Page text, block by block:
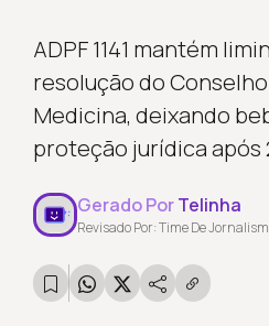
ADPF 1141 mantém
resolução do
Medicina, deixando
proteção jurídica após
Gerado PorTelinha
Revisado Por: Time De